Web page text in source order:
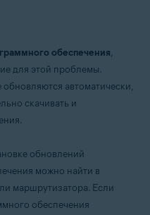
Convenient Rollup, 32- или
обеспечения,
для этой проблемы.
автоматически,
скачивать и
обновлений
можно найти в
маршрутизатора. Если
обеспечения